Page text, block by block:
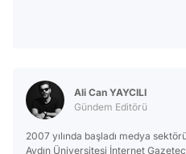
Ali Can YAYCILI
Gündem Editörü
2007 yılında başladı medya
Aydın Üniversitesi İnternet